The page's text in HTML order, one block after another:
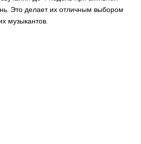
Это делает их отличным выбором
музыкантов.